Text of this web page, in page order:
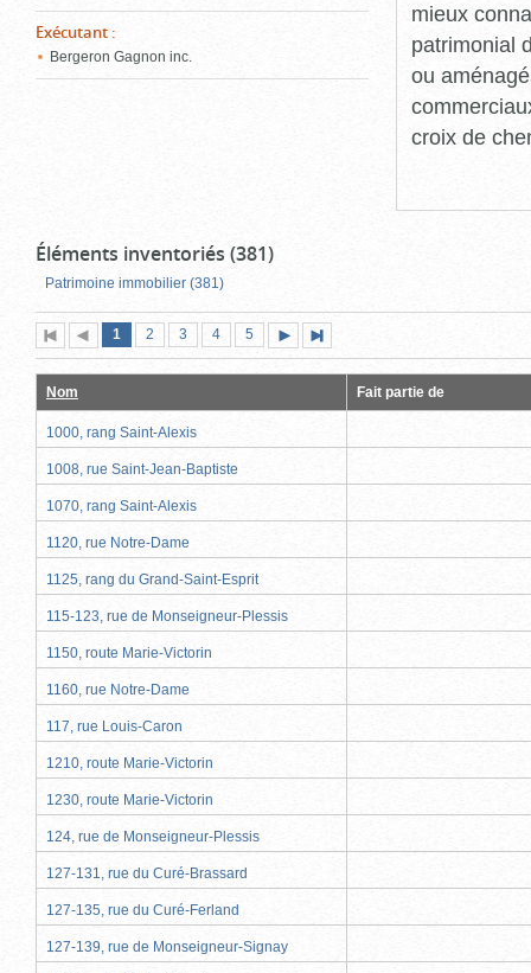
Exécutant :
Bergeron Gagnon inc.
mieux
patrimonial
ou
croix de
Éléments inventoriés (381)
Patrimoine immobilier (381)
Première
page
Page
précédente
Page
1 (page
actuelle)
Page
2 Page
3 Page
4 Page
5
suivante
page
Nom Fait partie de
1000, rang Saint-Alexis
1008, rue Saint-Jean-Baptiste
1070, rang Saint-Alexis
1120, rue Notre-Dame
1125, rang du Grand-Saint-Esprit
115-123, rue de Monseigneur-Plessis
1150, route Marie-Victorin
1160, rue Notre-Dame
117, rue Louis-Caron
1210, route Marie-Victorin
1230, route Marie-Victorin
124, rue de Monseigneur-Plessis
127-131, rue du Curé-Brassard
127-135, rue du Curé-Ferland
127-139, rue de Monseigneur-Signay